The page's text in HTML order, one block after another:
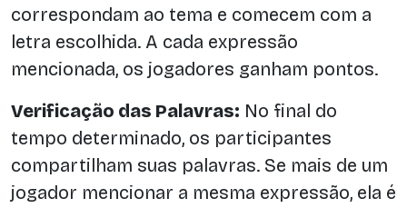
correspondam ao tema e comecem com a
letra escolhida. A cada expressão
mencionada, os jogadores ganham pontos.
Verificação das Palavras: No final do
tempo determinado, os participantes
compartilham suas palavras. Se mais de um
jogador mencionar a mesma expressão, ela é